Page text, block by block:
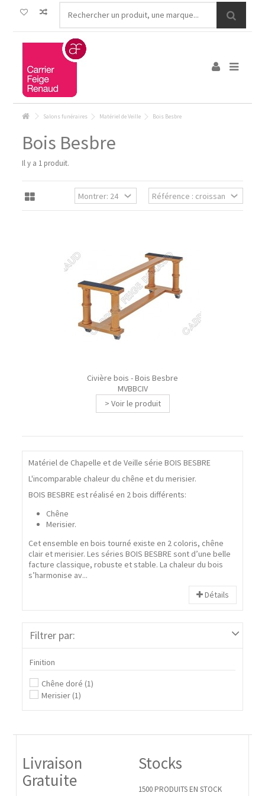
Salons funéraires Matériel de Veille Bois Besbre
Bois Besbre
Il y a 1 produit.
Civière bois - Bois Besbre
MVBBCIV
> Voir le produit
Matériel de Chapelle et de Veille série BOIS BESBRE
L'incomparable chaleur du chêne et du merisier.
BOIS BESBRE est réalisé en 2 bois différents:
Chêne
Merisier.
Cet ensemble en bois tourné existe en 2 coloris, chêne
clair et merisier. Les séries BOIS BESBRE sont d’une belle
facture classique, robuste et stable. La chaleur du bois
s’harmonise av...
Détails
Filtrer par:
Finition
Chêne doré (1)
Merisier (1)
Livraison
Gratuite
Stocks
1500 PRODUITS EN STOCK